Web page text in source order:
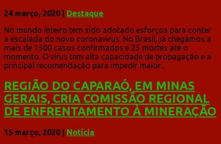
24 março, 2020
Destaque
No mundo inteiro tem sido adotado esforços para conter
a escalada do novo coronavirus. No Brasil, já chegamos a
mais de 1500 casos confirmados e 25 mortes até o
momento. O vírus tem alta capacidade de propagação e a
principal recomendação para impedir maior...
REGIÃO DO CAPARAÓ, EM MINAS
GERAIS, CRIA COMISSÃO REGIONAL
DE ENFRENTAMENTO À MINERAÇÃO
15 março, 2020
Notícia